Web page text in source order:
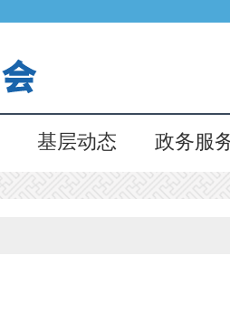
基层动态 政务服